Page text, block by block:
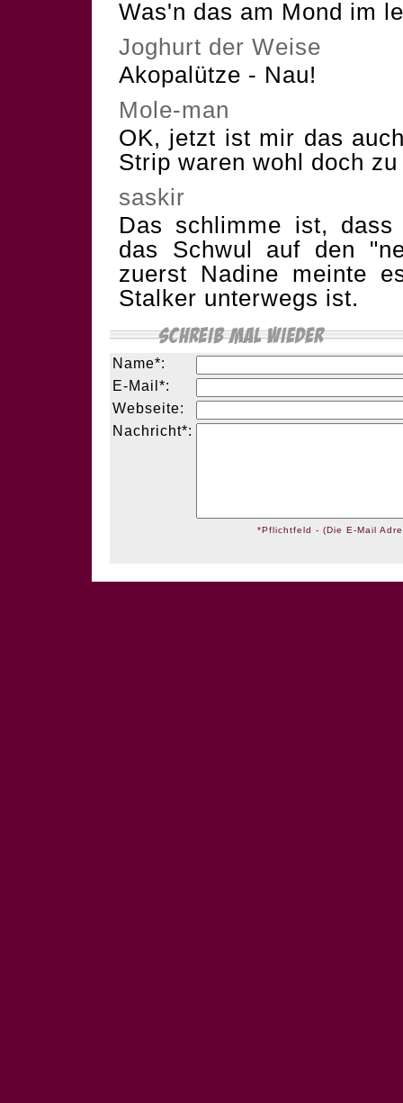
Was'n das am Mond im
Joghurt der Weise
Akopalütze - Nau!
Mole-man
OK, jetzt ist mir das
Strip waren wohl doch
saskir
Das schlimme ist,
das Schwul auf den
zuerst Nadine meinte
Stalker unterwegs ist.
Name*:
E-Mail*:
Webseite:
Nachricht*:
*Pflichtfeld - (Die E-Mail